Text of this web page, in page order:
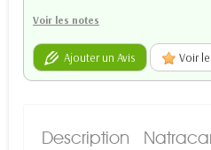
Voir les notes
Ajouter un Avis Voir
Description